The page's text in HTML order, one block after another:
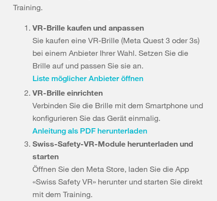
Training.
VR-Brille kaufen und anpassen
Sie kaufen eine VR-Brille (Meta Quest 3 oder 3s)
bei einem Anbieter Ihrer Wahl. Setzen Sie die
Brille auf und passen Sie sie an.
Liste möglicher Anbieter öffnen
VR-Brille einrichten
Verbinden Sie die Brille mit dem Smartphone und
konfigurieren Sie das Gerät einmalig.
Anleitung als PDF herunterladen
Swiss-Safety-VR-Module herunterladen und
starten
Öffnen Sie den Meta Store, laden Sie die App
«Swiss Safety VR» herunter und starten Sie direkt
mit dem Training.